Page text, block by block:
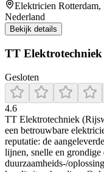
Elektricien Rotterdam,
Nederland
Bekijk details
TT Elektrotechniek
Gesloten
4.6
TT Elektrotechniek
een betrouwbare
reputatie: de
lijnen, snelle en
duurzaamheids-/